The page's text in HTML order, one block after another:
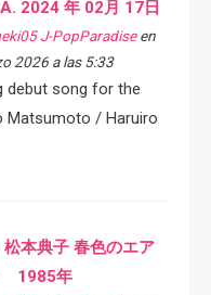
2024 年 02月 17日
J-PopParadiseen
2026 a las 5:33
debut song for the
Matsumoto / Haruiro
松本典子 春色のエア
1985年